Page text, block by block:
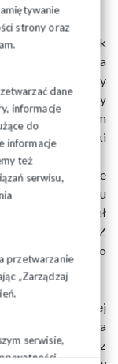
strony oraz
dane
informacje
do
informacje
też
serwisu,
przetwarzanie
„Zarządzaj
serwisie,
podwyżek
do zawarcia
mediatora z listy
nie przyniosły
sporze zbiorowym
brutto podwyżki
pracodawca nie
projektu
- powiedział
OM NSZZ
w skład którego
„Metalowcy.
z najbardziej
Zatrudnia
Białymstoku oraz